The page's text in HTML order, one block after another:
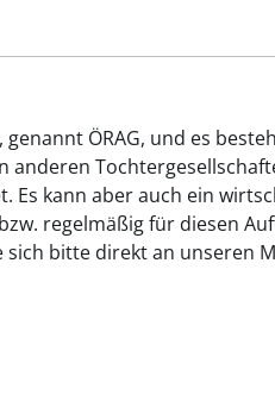
ÖRAG, und es
kann aber auch ein
regelmäßig für diesen
sich bitte direkt an unseren